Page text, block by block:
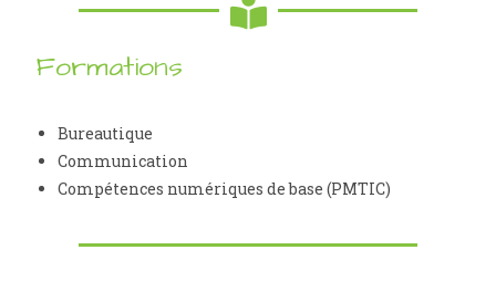
Formations
Bureautique
Communication
Compétences numériques de base (PMTIC)